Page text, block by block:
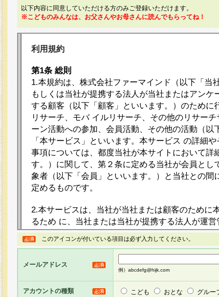
以下内容に同意していただける方のみご登録いただけます。
※こどものみんなは、お父さんやお母さんに読んでもらってね！
利用規約
第1条 総則
1.本規約は、株式会社ファーマインド（以下「当
もしくは当社が提携する法人が当社またはアンケ
する顧客（以下「顧客」といいます。）のために
リサーチ、モバ イルリサーチ、その他のリサー
ーン活動への参加、会員活動、その他の活動（以
「本サービス」といいます。本サービス の詳細
事項については、都度当社が本サイトにおいて詳
す。）に関して、第２条に定める当社が会員とし
象者（以下「会員」といいます。）と当社との間
定めるものです。
2.本サービスは、当社が当社または顧客のために
るため に、当社または当社が提携する法人が運
ト（以下「本サイト」といいます。）上に本サー
ージを設け、会員がアンケー ト調査に回答する
し、その結果を当社が集計・分析その他の利用を
るものです。なお、本サービスは、それぞれの目
員に対して本サービスの依頼を行うこともあり、
た全ての会員に対して本サービスの依頼をすると
このアイコンが付いている項目は必ず入力してください。
メールアドレス
例）abcdefg@hijk.com
アカウントの種類 こども おとな グルー